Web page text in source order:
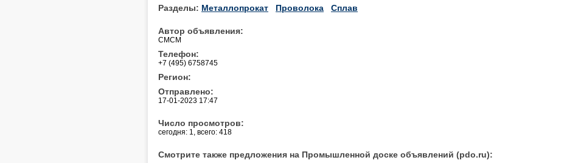
Разделы: Металлопрокат Проволока Сплав
Автор объявления:
СМСМ
Телефон:
+7 (495) 6758745
Регион:
Отправлено:
17-01-2023 17:47
Число просмотров:
сегодня: 1, всего: 418
Смотрите также предложения на Промышленной доске объявлений (pdo.ru):